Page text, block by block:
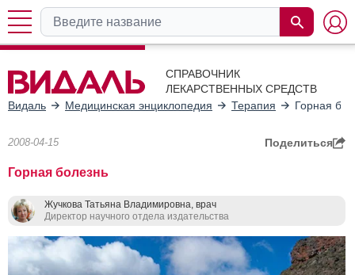
СПРАВОЧНИК
ЛЕКАРСТВЕННЫХ СРЕДСТВ
Видаль
Медицинская энциклопедия Терапия Горная
2008-04-15 Поделиться
Горная болезнь
Жучкова Татьяна Владимировна, врач
Директор научного отдела издательства